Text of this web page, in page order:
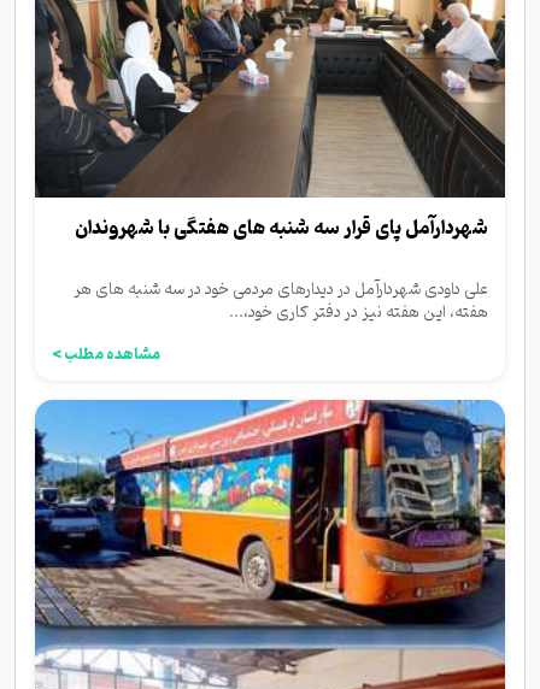
شهردارآمل پای قرار سه شنبه های هفتگی با شهروندان
علی داودی شهردارآمل در دیدارهای مردمی خود در سه شنبه های هر
هفته، این هفته نیز در دفتر کاری خود،...
مشاهده مطلب >